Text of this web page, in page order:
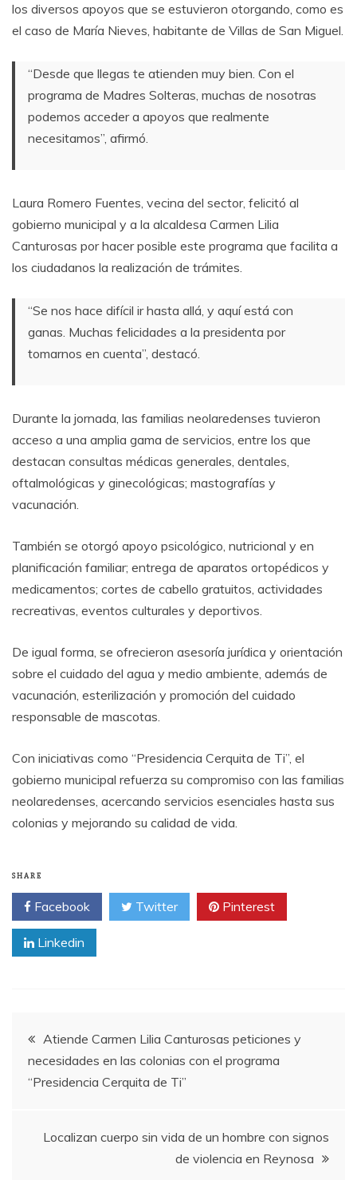
los diversos apoyos que se estuvieron otorgando, como es
el caso de María Nieves, habitante de Villas de San Miguel.
“Desde que llegas te atienden muy bien. Con el
programa de Madres Solteras, muchas de nosotras
podemos acceder a apoyos que realmente
necesitamos”, afirmó.
Laura Romero Fuentes, vecina del sector, felicitó al
gobierno municipal y a la alcaldesa Carmen Lilia
Canturosas por hacer posible este programa que facilita a
los ciudadanos la realización de trámites.
“Se nos hace difícil ir hasta allá, y aquí está con
ganas. Muchas felicidades a la presidenta por
tomarnos en cuenta”, destacó.
Durante la jornada, las familias neolaredenses tuvieron
acceso a una amplia gama de servicios, entre los que
destacan consultas médicas generales, dentales,
oftalmológicas y ginecológicas; mastografías y
vacunación.
También se otorgó apoyo psicológico, nutricional y en
planificación familiar; entrega de aparatos ortopédicos y
medicamentos; cortes de cabello gratuitos, actividades
recreativas, eventos culturales y deportivos.
De igual forma, se ofrecieron asesoría jurídica y orientación
sobre el cuidado del agua y medio ambiente, además de
vacunación, esterilización y promoción del cuidado
responsable de mascotas.
Con iniciativas como “Presidencia Cerquita de Ti”, el
gobierno municipal refuerza su compromiso con las familias
neolaredenses, acercando servicios esenciales hasta sus
colonias y mejorando su calidad de vida.
SHARE
Facebook Twitter Pinterest
Linkedin
Post
navigation
Atiende Carmen Lilia Canturosas peticiones y
necesidades en las colonias con el programa
“Presidencia Cerquita de Ti”
Localizan cuerpo sin vida de un hombre con signos
de violencia en Reynosa